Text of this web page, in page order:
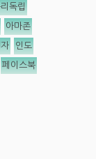
독립
아마존
인도
페이스북